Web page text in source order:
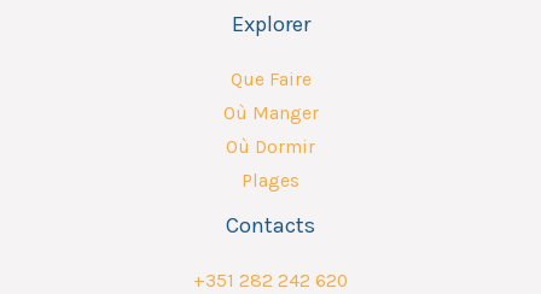
Explorer
Que Faire
Où Manger
Où Dormir
Plages
Contacts
+351 282 242 620